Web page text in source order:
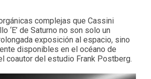
complejas que Cassini
‘E’ de Saturno no son solo un
exposición al espacio, sino
disponibles en el océano de
coautor del estudio Frank Postberg.